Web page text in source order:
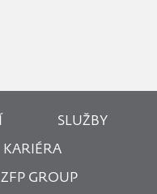
SLUŽBY
KARIÉRA
ZFP GROUP